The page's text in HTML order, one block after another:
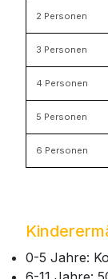
2 Personen
3 Personen
4 Personen
5 Personen
6 Personen
0-5 Jahre: